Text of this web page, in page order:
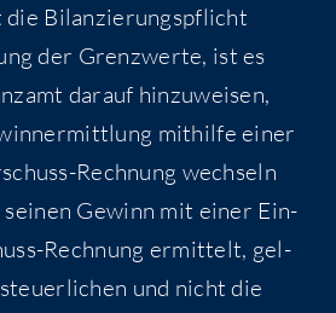
die Bilan­zie­rungs­pflicht
der Grenz­wer­te, ist es
dar­auf hin­zu­wei­sen,
mit­hil­fe einer
Rech­nung wech­seln
Gewinn mit einer Ein­
Rech­nung ermit­telt, gel­
und nicht die